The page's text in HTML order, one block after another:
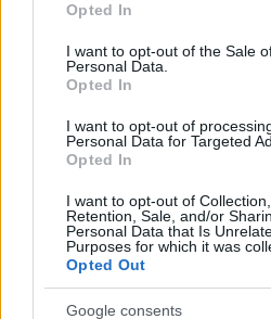
use your data for below specified
consent section.
Opted In
I want to opt-out of the Sale
Personal Data.
Opted In
I want to opt-out of
Personal Data for Targeted
Opted In
I want to opt-out of Collection,
Retention, Sale, and/or
Personal Data that Is
Purposes for which it was
Opted Out
Google consents